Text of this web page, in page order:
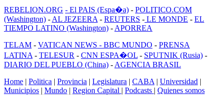
REBELION.ORG - El PAIS (Espa�a) - POLITICO.COM
(Washington) - AL JEZEERA - REUTERS - LE MONDE - EL
TIEMPO LATINO (Washington) - APORREA
TELAM - VATICAN NEWS - BBC MUNDO - PRENSA
LATINA - TELESUR - CNN ESPA�OL - SPUTNIK (Rusia) -
DIARIO DEL PUEBLO (China) - AGENCIA BRASIL
Home | Politica | Provincia | Legislatura | CABA | Universidad |
Municipios | Mundo | Region Capital | Podcasts | Quienes somos